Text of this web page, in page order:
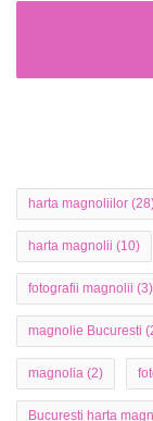
harta magnoliilor
harta magnolii (10)
fotografii magnolii (3)
magnolie Bucuresti
magnolia (2)
Bucuresti harta